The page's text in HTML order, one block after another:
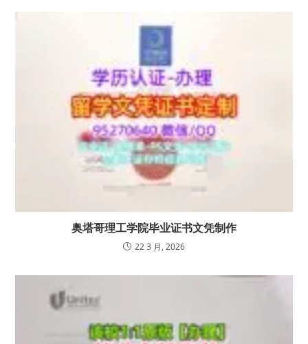
奥塔哥理工学院毕业证书文凭制作
22 3 月, 2026